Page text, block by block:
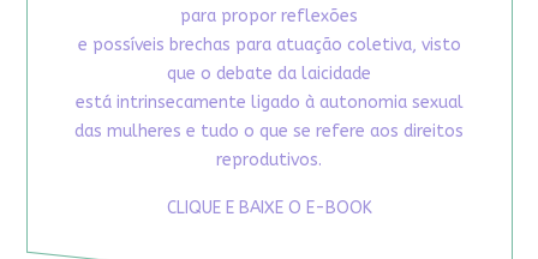
para propor reflexões
e possíveis brechas para atuação coletiva, visto
que o debate da laicidade
está intrinsecamente ligado à autonomia sexual
das mulheres e tudo o que se refere aos direitos
reprodutivos.
CLIQUE E BAIXE O E-BOOK